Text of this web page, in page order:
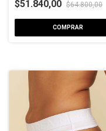
$51.840,00 $64.800,00
COMPRAR